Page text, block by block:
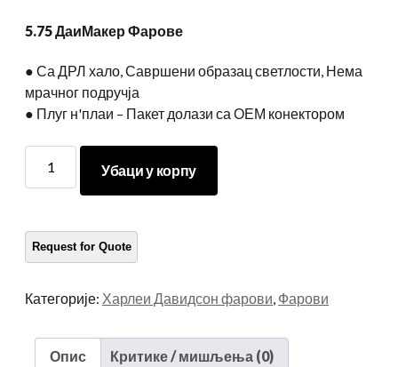
5.75 ДаиМакер Фарове
● Са ДРЛ хало, Савршени образац светлости, Нема
мрачног подручја
● Плуг н'плаи – Пакет долази са ОЕМ конектором
ДаиМакер
Убаци у корпу
Категорије: Харлеи Давидсон фарови Фарови
Опис Критике / мишљења (0)